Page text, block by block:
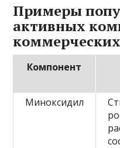
Примеры
активных
Компонент
Миноксидил